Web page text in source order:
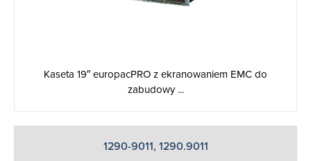
Kaseta 19″ europacPRO z ekranowaniem EMC do
zabudowy ...
1290-9011, 1290.9011